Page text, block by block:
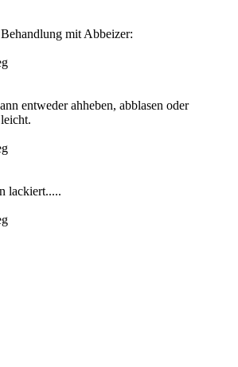
mit Abbeizer:
entweder ahheben, abblasen oder
lackiert.....